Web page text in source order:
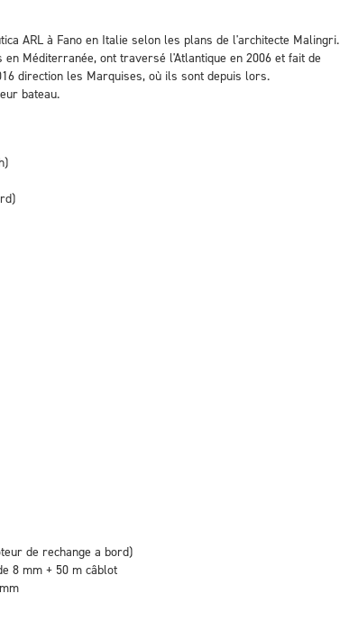
ARL à Fano en Italie selon les plans de l'architecte Malingri.
Méditerranée, ont traversé l'Atlantique en 2006 et fait de
direction les Marquises, où ils sont depuis lors.
bateau.
de rechange a bord)
8 mm + 50 m câblot